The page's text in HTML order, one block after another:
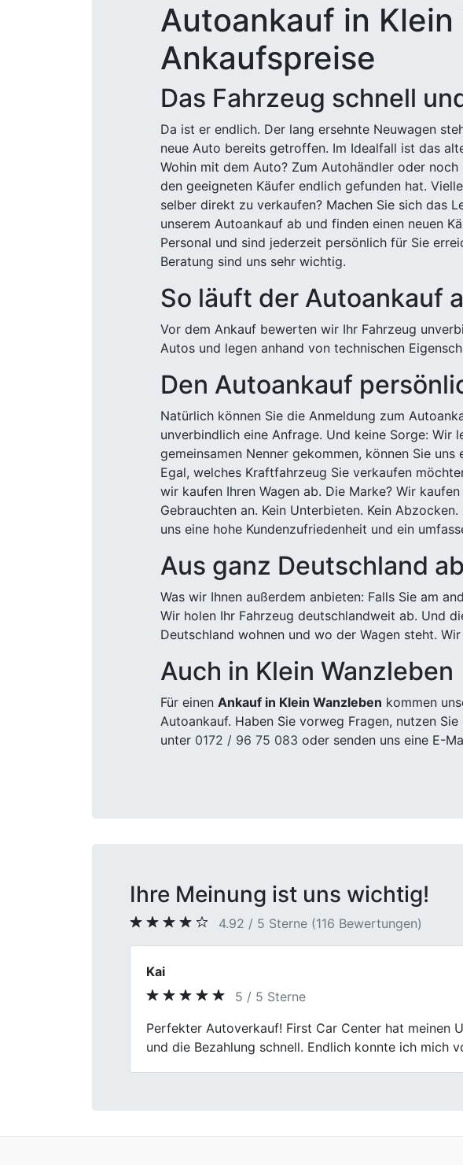
Autoankauf in
Ankaufspreise
Das Fahrzeug schnell
Da ist er endlich. Der lang ersehnte Neuwagen
neue Auto bereits getroffen. Im Idealfall ist das
Wohin mit dem Auto? Zum Autohändler oder
den geeigneten Käufer endlich gefunden hat.
selber direkt zu verkaufen? Machen Sie sich das
unserem Autoankauf ab und finden einen neuen
Personal und sind jederzeit persönlich für Sie
Beratung sind uns sehr wichtig.
So läuft der Autoankauf
Vor dem Ankauf bewerten wir Ihr Fahrzeug
Autos und legen anhand von technischen
Den Autoankauf
Natürlich können Sie die Anmeldung zum
unverbindlich eine Anfrage. Und keine Sorge: Wir
gemeinsamen Nenner gekommen, können Sie
Egal, welches Kraftfahrzeug Sie verkaufen
wir kaufen Ihren Wagen ab. Die Marke? Wir
Gebrauchten an. Kein Unterbieten. Kein
uns eine hohe Kundenzufriedenheit und ein
Aus ganz Deutschland
Was wir Ihnen außerdem anbieten: Falls Sie am
Wir holen Ihr Fahrzeug deutschlandweit ab. Und
Deutschland wohnen und wo der Wagen steht.
Auch in Klein Wanzleben
Für einen Ankauf in Klein Wanzleben kommen
Autoankauf. Haben Sie vorweg Fragen, nutzen
unter 0172 / 96 75 083 oder senden uns eine E-
Ihre Meinung ist uns wichtig!
4.92 / 5 Sterne (116 Bewertungen)
Patrick D.
5 / 5 Sterne
Ich habe meinen alten BMW verkauft, der schon
wurde ruhig erklärt. Am Ende ging der Verkauf